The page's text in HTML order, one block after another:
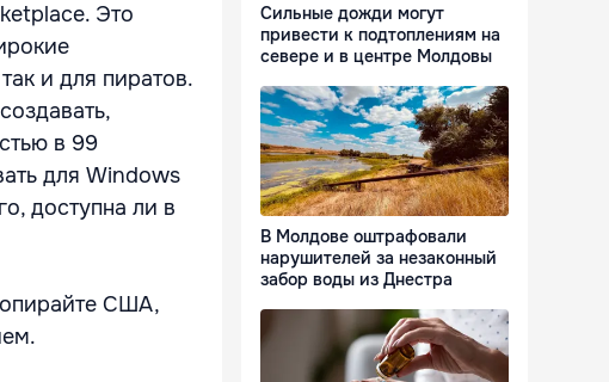
Это
и для пиратов.
в 99
для Windows
доступна ли в
США,
Сильные дожди могут
привести к подтоплениям на
севере и в центре Молдовы
В Молдове оштрафовали
нарушителей за незаконный
забор воды из Днестра